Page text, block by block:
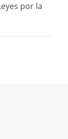
por la